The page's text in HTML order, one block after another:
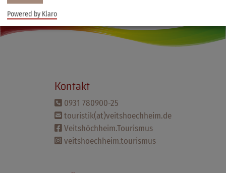
Kontakt
0931 780900-25
touristik(at)veitshoechheim.de
Veitshöchheim.Tourismus
veitshoechheim.tourismus
Powered by Klaro